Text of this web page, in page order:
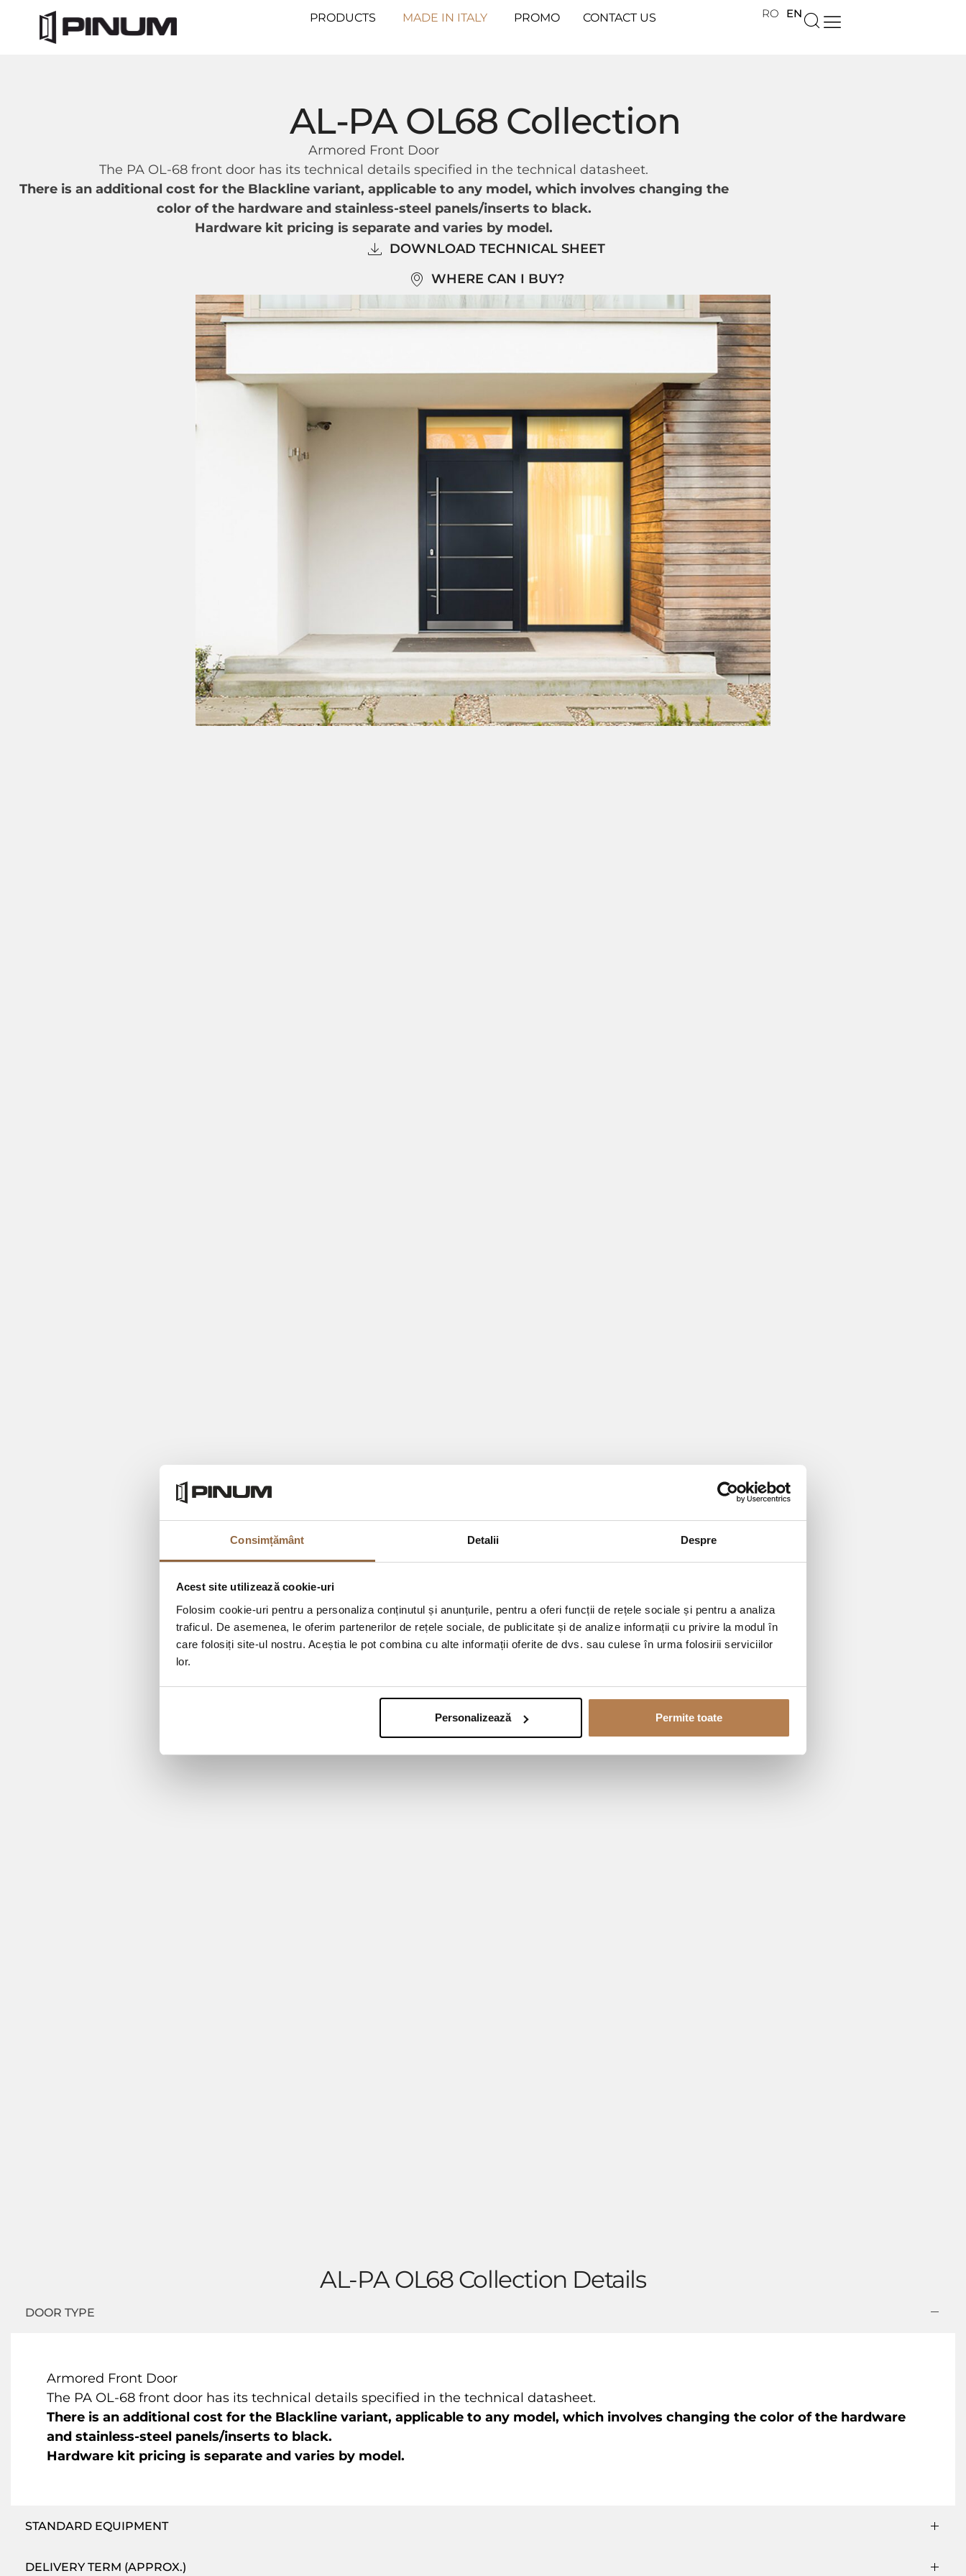
Consimțământ Detalii Despre
Acest site utilizează cookie-uri
Folosim cookie-uri pentru a personaliza conținutul și anunțurile, pentru a oferi funcții de rețele sociale și pentru a analiza
traficul. De asemenea, le oferim partenerilor de rețele sociale, de publicitate și de analize informații cu privire la modul în
care folosiți site-ul nostru. Aceștia le pot combina cu alte informații oferite de dvs. sau culese în urma folosirii serviciilor
lor.
Personalizează Permite toate
PRODUCTS MADE IN ITALY PROMO CONTACT US RO EN
AL-PA OL68 Collection
Armored Front Door
The PA OL-68 front door has its technical details specified in the technical datasheet.
There is an additional cost for the Blackline variant, applicable to any model, which involves changing the
color of the hardware and stainless-steel panels/inserts to black.
Hardware kit pricing is separate and varies by model.
DOWNLOAD TECHNICAL SHEET
WHERE CAN I BUY?
AL-PA OL68 Collection Details
DOOR TYPE
Armored Front Door
The PA OL-68 front door has its technical details specified in the technical datasheet.
There is an additional cost for the Blackline variant, applicable to any model, which involves changing the color of the hardware
and stainless-steel panels/inserts to black.
Hardware kit pricing is separate and varies by model.
STANDARD EQUIPMENT
DELIVERY TERM (APPROX.)